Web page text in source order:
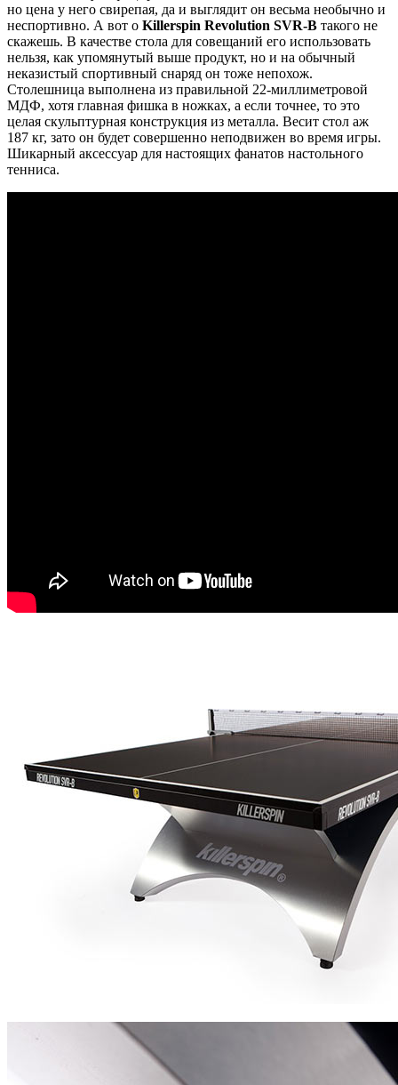
но цена у него свирепая, да и выглядит он весьма необычно и
неспортивно. А вот о Killerspin Revolution SVR-B такого не
скажешь. В качестве стола для совещаний его использовать
нельзя, как упомянутый выше продукт, но и на обычный
неказистый спортивный снаряд он тоже непохож.
Столешница выполнена из правильной 22-миллиметровой
МДФ, хотя главная фишка в ножках, а если точнее, то это
целая скульптурная конструкция из металла. Весит стол аж
187 кг, зато он будет совершенно неподвижен во время игры.
Шикарный аксессуар для настоящих фанатов настольного
тенниса.